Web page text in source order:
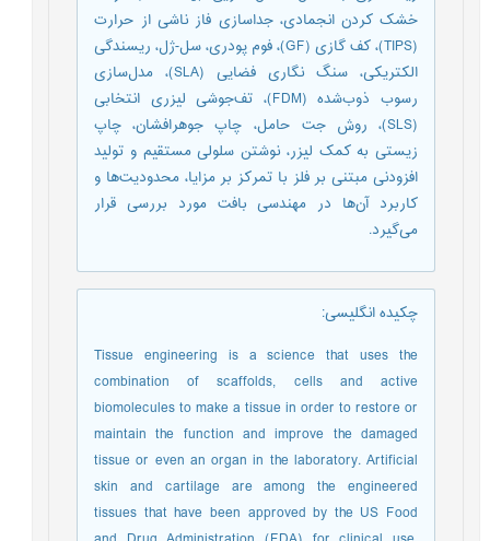
خشک کردن انجمادی، جداسازی فاز ناشی از حرارت
(TIPS)، کف گازی (GF)، فوم پودری، سل-ژل، ریسندگی
الکتریکی، سنگ نگاری فضايی (SLA)، مدل‌سازی
رسوب ذوب‌شده (FDM)، تف‌جوشی لیزری انتخابی
(SLS)، روش جت حامل، چاپ جوهرافشان، چاپ
زیستی به کمک لیزر، نوشتن سلولی مستقیم و تولید
افزودنی مبتنی بر فلز با تمرکز بر مزایا، محدودیت‌ها و
کاربرد آن‌ها در مهندسی بافت مورد بررسی قرار
می‌گيرد.
چکیده انگلیسی:
Tissue engineering is a science that uses the
combination of scaffolds, cells and active
biomolecules to make a tissue in order to restore or
maintain the function and improve the damaged
tissue or even an organ in the laboratory. Artificial
skin and cartilage are among the engineered
tissues that have been approved by the US Food